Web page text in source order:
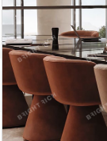
г.
Продажа